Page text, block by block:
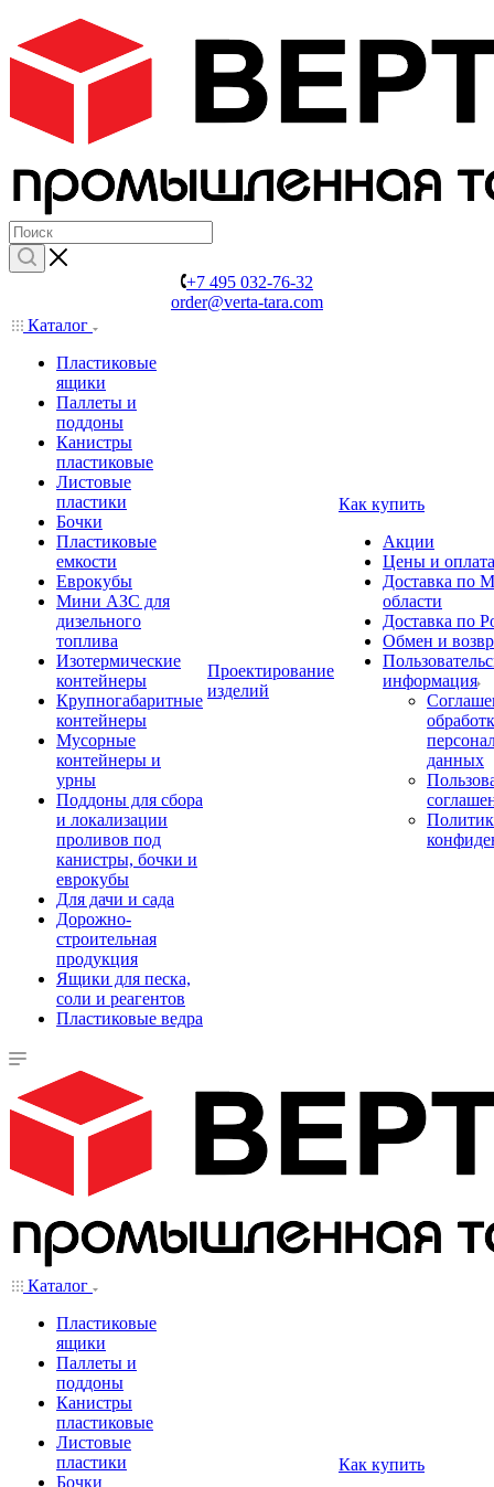
+7 495 032-76-32
order@verta-tara.com
Каталог
Пластиковые
ящики
Паллеты и
поддоны
Канистры
пластиковые
Листовые
пластики
Бочки
Пластиковые
емкости
Еврокубы
Мини АЗС для
дизельного
топлива
Изотермические
контейнеры
Крупногабаритные
контейнеры
Мусорные
контейнеры и
урны
Поддоны для сбора
и локализации
проливов под
канистры, бочки и
еврокубы
Для дачи и сада
Дорожно-
строительная
продукция
Ящики для песка,
соли и реагентов
Пластиковые ведра
Проектирование
изделий
Как купить
Акции
Цены и оплата
Доставка по
области
Доставка по
Обмен и
информация
данных
Каталог
Пластиковые
ящики
Паллеты и
поддоны
Канистры
пластиковые
Листовые
пластики
Бочки
Как купить